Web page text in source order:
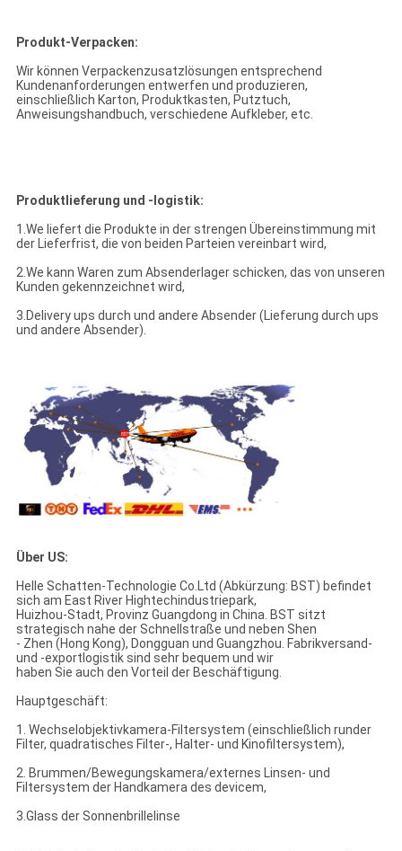
Produkt-Verpacken:
Wir können Verpackenzusatzlösungen entsprechend
Kundenanforderungen entwerfen und produzieren,
einschließlich Karton, Produktkasten, Putztuch,
Anweisungshandbuch, verschiedene Aufkleber, etc.
Produktlieferung und -logistik:
1.We liefert die Produkte in der strengen Übereinstimmung mit
der Lieferfrist, die von beiden Parteien vereinbart wird,
2.We kann Waren zum Absenderlager schicken, das von unseren
Kunden gekennzeichnet wird,
3.Delivery ups durch und andere Absender (Lieferung durch ups
und andere Absender).
Über US:
Helle Schatten-Technologie Co.Ltd (Abkürzung: BST) befindet
sich am East River Hightechindustriepark,
Huizhou-Stadt, Provinz Guangdong in China. BST sitzt
strategisch nahe der Schnellstraße und neben Shen
- Zhen (Hong Kong), Dongguan und Guangzhou. Fabrikversand-
und -exportlogistik sind sehr bequem und wir
haben Sie auch den Vorteil der Beschäftigung.
Hauptgeschäft:
1. Wechselobjektivkamera-Filtersystem (einschließlich runder
Filter, quadratisches Filter-, Halter- und Kinofiltersystem),
2. Brummen/Bewegungskamera/externes Linsen- und
Filtersystem der Handkamera des devicem,
3.Glass der Sonnenbrillelinse